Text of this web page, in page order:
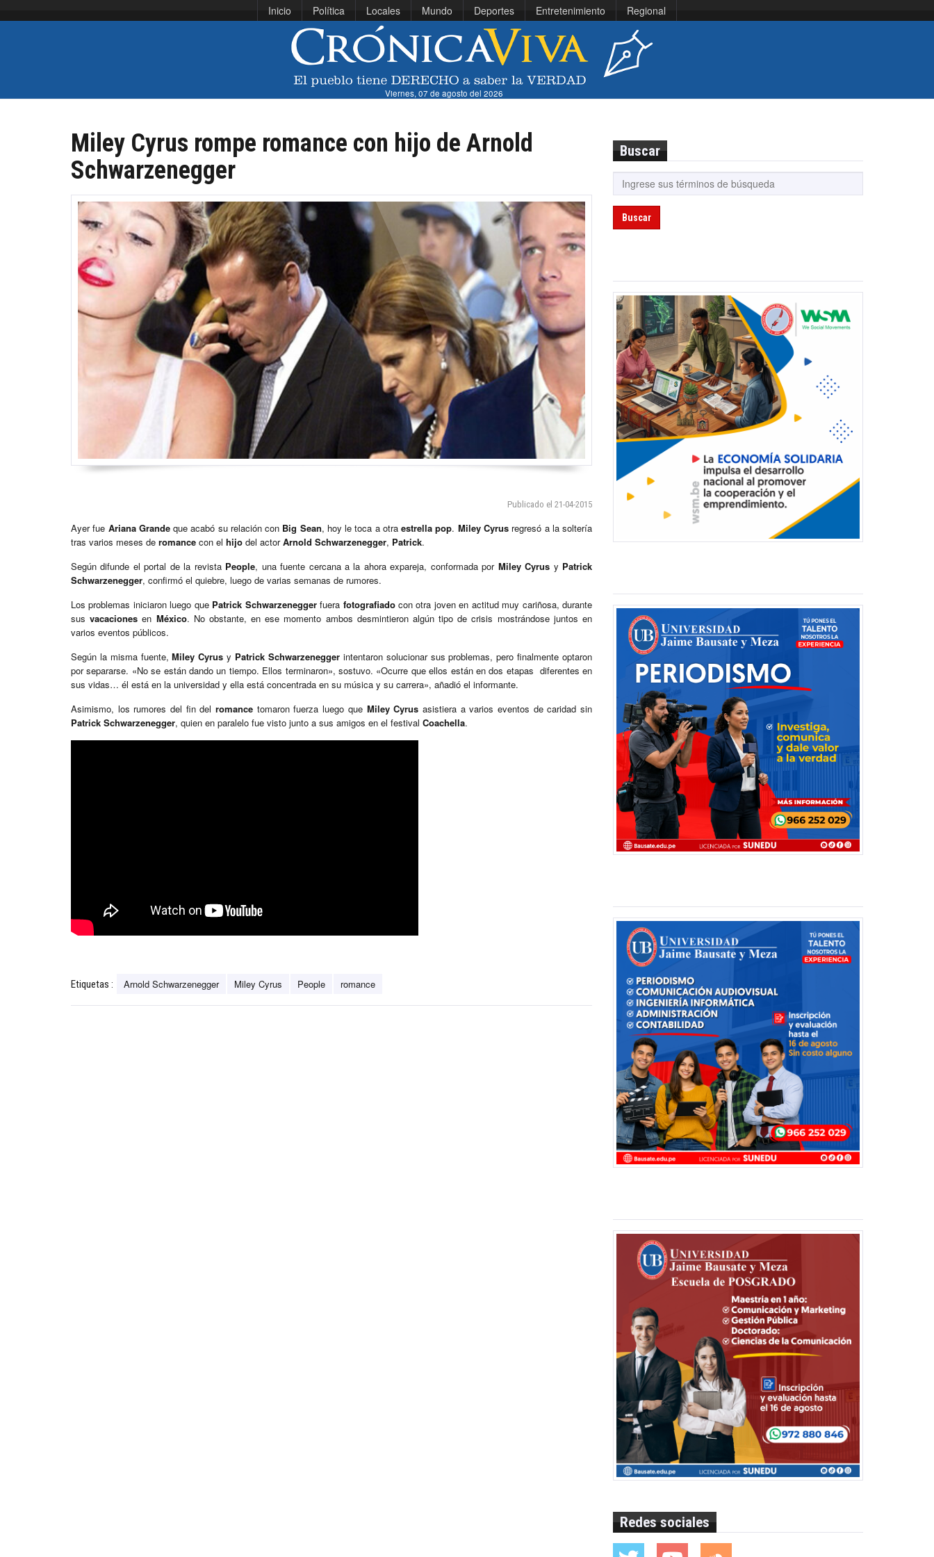
Inicio Política Locales Mundo Deportes Entretenimiento Regional
Viernes, 07 de agosto del 2026
Miley Cyrus rompe romance con hijo de Arnold
Schwarzenegger
Publicado el 21-04-2015
Ayer fue Ariana Grandeque acabó su relación con Big Sean, hoy le toca a otraestrella pop. Miley Cyrus regresó a la soltería
tras varios meses de romance con el hijo del actorArnold Schwarzenegger, Patrick.
Según difunde el portal de la revista People, una fuente cercana a la ahora expareja, conformada por Miley Cyrus y Patrick
Schwarzenegger, confirmó el quiebre, luego de varias semanas de rumores.
Los problemas iniciaron luego que Patrick Schwarzeneggerfuera fotografiadocon otra joven en actitud muy cariñosa, durante
susvacaciones en México. No obstante, en ese momento ambos desmintieron algún tipo de crisis mostrándose juntos en
varios eventos públicos.
Según la misma fuente,Miley Cyrus y Patrick Schwarzeneggerintentaron solucionar sus problemas, pero finalmente optaron
por separarse. «No se están dando un tiempo. Ellos terminaron», sostuvo. «Ocurre que ellos están en dos etapas diferentes en
sus vidas… él está en la universidad y ella está concentrada en su música y su carrera», añadió el informante.
Asimismo, los rumores del fin delromance tomaron fuerza luego que Miley Cyrus asistiera a varios eventos de caridad sin
Patrick Schwarzenegger, quien en paralelo fue visto junto a sus amigos en el festival Coachella.
Etiquetas : Arnold Schwarzenegger Miley Cyrus People romance
Buscar
Buscar
Redes sociales